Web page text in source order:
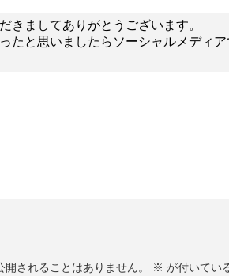
きましてありがとうございます。
たと思いましたらソーシャルメディ
されることはありません。 ※ が付いてい